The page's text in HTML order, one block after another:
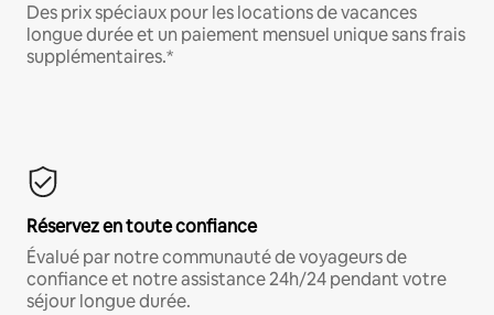
Des prix spéciaux pour les locations de vacances
longue durée et un paiement mensuel unique sans frais
supplémentaires.*
Réservez en toute confiance
Évalué par notre communauté de voyageurs de
confiance et notre assistance 24h/24 pendant votre
séjour longue durée.